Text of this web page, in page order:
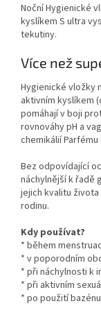
Noční Hygienické
kyslíkem S ultra
tekutiny.
Více než
Hygienické vložky
aktivním kyslíkem
pomáhají v boji
rovnováhy pH a
chemikálií
Bez odpovídající
náchylnější k řadě
jejich kvalitu
rodinu.
Kdy používat?
* během
* v poporodním
* při náchylnosti k
* při aktivním
* po použití bazénu